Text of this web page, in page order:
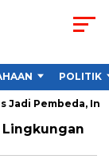
POLITIK
Jadi Pembeda, Ini
Lingkungan